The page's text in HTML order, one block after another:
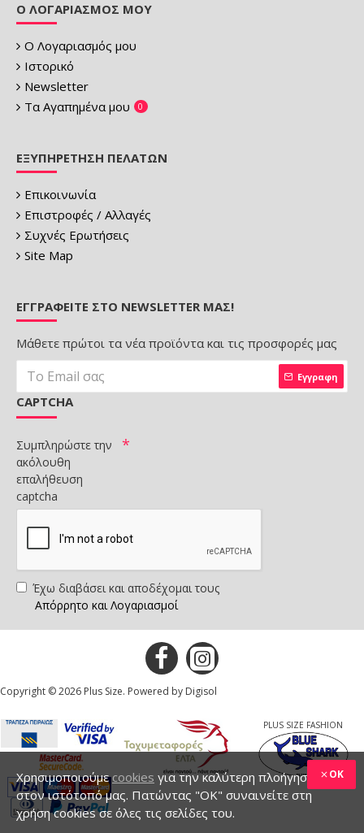
Ο ΛΟΓΑΡΙΑΣΜΌΣ ΜΟΥ
Ο Λογαριασμός μου
Ιστορικό
Newsletter
Τα Αγαπημένα μου
0
ΕΞΥΠΗΡΈΤΗΣΗ ΠΕΛΑΤΏΝ
Επικοινωνία
Επιστροφές / Αλλαγές
Συχνές Ερωτήσεις
Site Map
ΕΓΓΡΑΦΕΊΤΕ ΣΤΟ NEWSLETTER ΜΑΣ!
Μάθετε πρώτοι τα νέα προϊόντα και τις προσφορές μας
Εγγραφη
CAPTCHA
Συμπληρώστε την
ακόλουθη
επαλήθευση
captcha
Έχω διαβάσει και αποδέχομαι τους
Απόρρητο και Λογαριασμοί
Copyright © 2026 Plus Size. Powered by Digisol
PLUS SIZE FASHION
OK
Χρησιμοποιούμεcookies για την καλύτερη πλοήγηση
στον ιστότοπό μας. Πατώντας "ΟΚ" συναινείτε στη
χρήση cookies σε όλες τις σελίδες του.